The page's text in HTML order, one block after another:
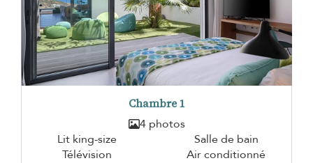
Chambre 1
4 photos
Lit king-size
Salle de bain
Télévision
Air conditionné